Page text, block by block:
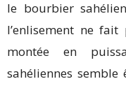
le bourbier
l’enlisement ne
montée en
sahéliennes